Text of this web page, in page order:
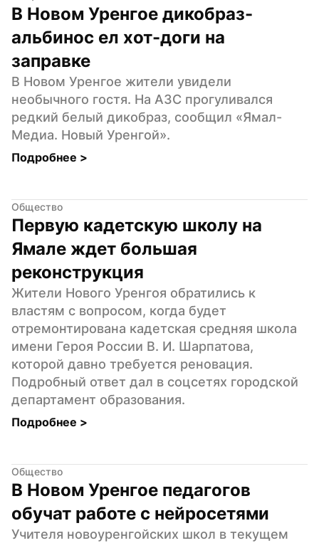
В Новом Уренгое дикобраз-
альбинос ел хот-доги на
заправке
В Новом Уренгое жители увидели
необычного гостя. На АЗС прогуливался
редкий белый дикобраз, сообщил «Ямал-
Медиа. Новый Уренгой».
Подробнее >
Общество
Первую кадетскую школу на
Ямале ждет большая
реконструкция
Жители Нового Уренгоя обратились к
властям с вопросом, когда будет
отремонтирована кадетская средняя школа
имени Героя России В. И. Шарпатова,
которой давно требуется реновация.
Подробный ответ дал в соцсетях городской
департамент образования.
Подробнее >
Общество
В Новом Уренгое педагогов
обучат работе с нейросетями
Учителя новоуренгойских школ в текущем